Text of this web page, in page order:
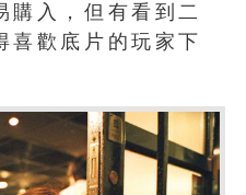
購入，但有看到二
喜歡底片的玩家下